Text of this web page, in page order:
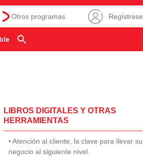
Otros programas Regístrese
LIBROS DIGITALES Y OTRAS
HERRAMIENTAS
• Atención al cliente, la clave para llevar su
negocio al siguiente nivel.